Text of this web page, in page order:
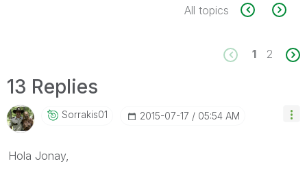
All topics
1 2
13 Replies
Sorrakis01 ‎2015-07-17 05:54 AM
Hola Jonay,